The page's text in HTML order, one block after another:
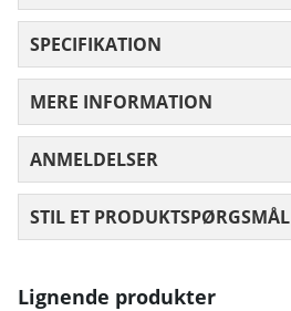
SPECIFIKATION
MERE INFORMATION
ANMELDELSER
STIL ET PRODUKTSPØRGSMÅL
Lignende produkter